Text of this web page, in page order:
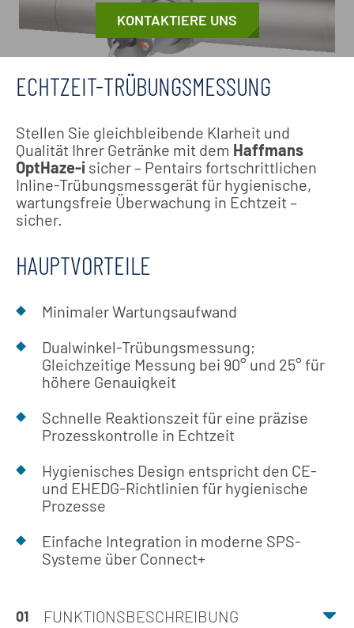
KONTAKTIERE UNS
ECHTZEIT-TRÜBUNGSMESSUNG
Stellen Sie gleichbleibende Klarheit und
Qualität Ihrer Getränke mit dem Haffmans
OptHaze-i sicher – Pentairs fortschrittlichen
Inline-Trübungsmessgerät für hygienische,
wartungsfreie Überwachung in Echtzeit –
sicher.
HAUPTVORTEILE
Minimaler Wartungsaufwand
Dualwinkel-Trübungsmessung;
Gleichzeitige Messung bei 90° und 25° für
höhere Genauigkeit
Schnelle Reaktionszeit für eine präzise
Prozesskontrolle in Echtzeit
Hygienisches Design entspricht den CE-
und EHEDG-Richtlinien für hygienische
Prozesse
Einfache Integration in moderne SPS-
Systeme über Connect+
01 FUNKTIONSBESCHREIBUNG